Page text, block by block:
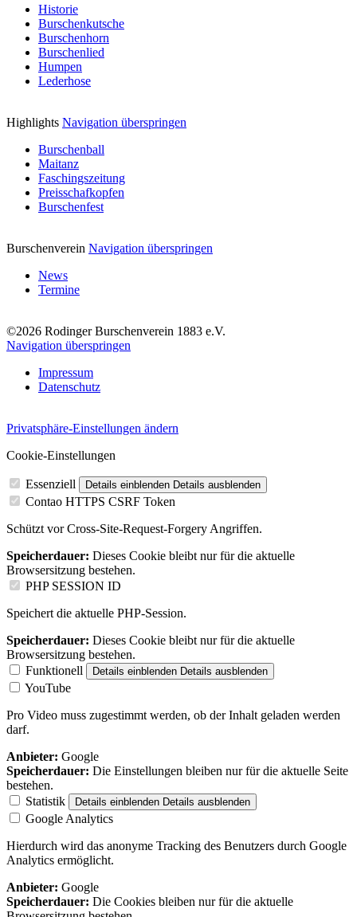
Historie
Burschenkutsche
Burschenhorn
Burschenlied
Humpen
Lederhose
Highlights Navigation überspringen
Burschenball
Maitanz
Faschingszeitung
Preisschafkopfen
Burschenfest
Burschenverein Navigation überspringen
News
Termine
©2026 Rodinger Burschenverein 1883 e.V.
Navigation überspringen
Impressum
Datenschutz
Privatsphäre-Einstellungen ändern
Cookie-Einstellungen
Essenziell Details einblenden Details ausblenden
Contao HTTPS CSRF Token
Schützt vor Cross-Site-Request-Forgery Angriffen.
Speicherdauer: Dieses Cookie bleibt nur für die aktuelle
Browsersitzung bestehen.
PHP SESSION ID
Speichert die aktuelle PHP-Session.
Speicherdauer: Dieses Cookie bleibt nur für die aktuelle
Browsersitzung bestehen.
Funktionell
Details einblenden Details ausblenden
YouTube
Pro Video muss zugestimmt werden, ob der Inhalt geladen werden
darf.
Anbieter: Google
Speicherdauer: Die Einstellungen bleiben nur für die aktuelle Seite
bestehen.
Statistik
Details einblenden Details ausblenden
Google Analytics
Hierdurch wird das anonyme Tracking des Benutzers durch Google
Analytics ermöglicht.
Anbieter: Google
Speicherdauer: Die Cookies bleiben nur für die aktuelle